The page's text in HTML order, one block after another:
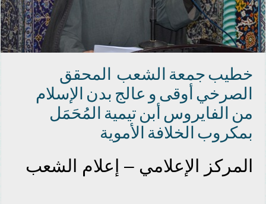
خطيب جمعة الشعب المحقق
الصرخي أوقى و عالج بدن الإسلام
من الفايروس أبن تيمية المُحَمَل
بمكروب الخلافة الأموية
المركز الإعلامي – إعلام الشعب